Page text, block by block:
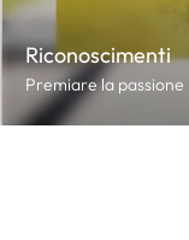
Riconoscimenti
Premiare la passione